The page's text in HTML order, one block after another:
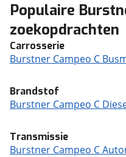
Populaire
zoekopdrachten
Carrosserie
Burstner Campeo C
Brandstof
Burstner Campeo C
Transmissie
Burstner Campeo C